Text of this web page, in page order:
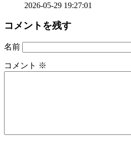
2026-05-29 19:27:01
コメントを残す
名前
コメント ※